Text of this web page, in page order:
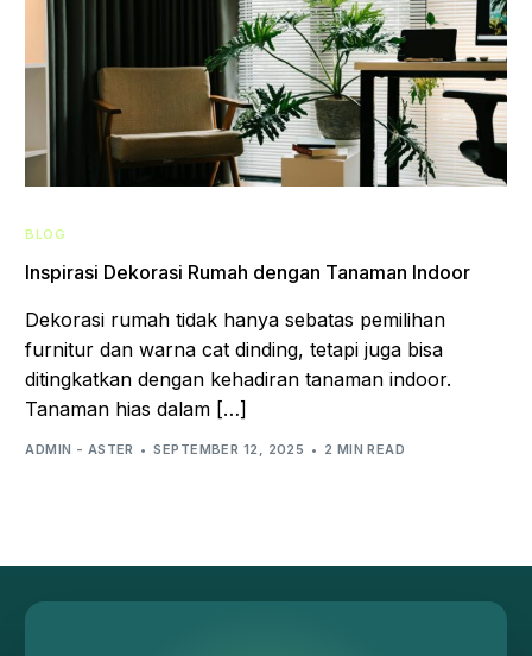
BLOG
Inspirasi Dekorasi Rumah dengan Tanaman Indoor
Dekorasi rumah tidak hanya sebatas pemilihan
furnitur dan warna cat dinding, tetapi juga bisa
ditingkatkan dengan kehadiran tanaman indoor.
Tanaman hias dalam […]
ADMIN - ASTER SEPTEMBER 12, 2025 2 MIN READ